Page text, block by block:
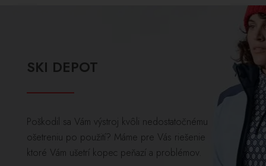
SKI DEPOT
Poškodil sa Vám výstroj kvôli nedostatočnému
ošetreniu po použití? Máme pre Vás riešenie
ktoré Vám ušetrí kopec peňazí a problémov.